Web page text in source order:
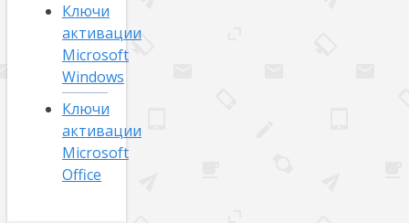
Ключи
активации
Microsoft
Windows
Ключи
активации
Microsoft
Office